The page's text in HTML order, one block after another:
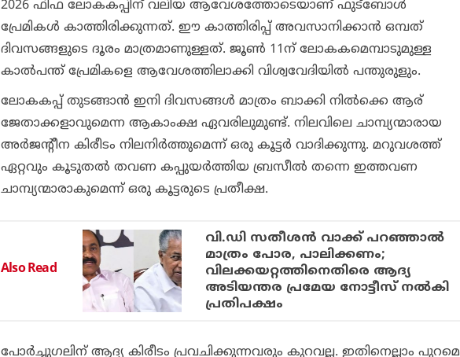
2026 ഫിഫ ലോകകപ്പിന് വലിയ ആവേശത്തോടെയാണ് ഫുട്‌ബോള്‍
പ്രേമികള്‍ കാത്തിരിക്കുന്നത്. ഈ കാത്തിരിപ്പ് അവസാനിക്കാന്‍ ഒമ്പത്
ദിവസങ്ങളുടെ ദൂരം മാത്രമാണുള്ളത്. ജൂണ്‍ 11ന് ലോകകമെമ്പാടുമുള്ള
കാല്‍പന്ത് പ്രേമികളെ ആവേശത്തിലാക്കി വിശ്വവേദിയില്‍ പന്തുരുളും.
ലോകകപ്പ് തുടങ്ങാന്‍ ഇനി ദിവസങ്ങള്‍ മാത്രം ബാക്കി നില്‍ക്കെ ആര്
ജേതാക്കളാവുമെന്ന ആകാംക്ഷ ഏവരിലുമുണ്ട്. നിലവിലെ ചാമ്പ്യന്മാരായ
അര്‍ജന്റീന കിരീടം നിലനിര്‍ത്തുമെന്ന് ഒരു കൂട്ടര്‍ വാദിക്കുന്നു. മറുവശത്ത്
ഏറ്റവും കൂടുതല്‍ തവണ കപ്പുയര്‍ത്തിയ ബ്രസീല്‍ തന്നെ ഇത്തവണ
ചാമ്പ്യന്മാരാകുമെന്ന് ഒരു കൂട്ടരുടെ പ്രതീക്ഷ.
Also Read
വി.ഡി സതീശന്‍ വാക്ക് പറഞ്ഞാല്‍
മാത്രം പോര, പാലിക്കണം;
വിലക്കയറ്റത്തിനെതിരെ ആദ്യ
അടിയന്തര പ്രമേയ നോട്ടീസ് നല്‍കി
പ്രതിപക്ഷം
പോര്‍ച്ചുഗലിന് ആദ്യ കിരീടം പ്രവചിക്കുന്നവരും കുറവല്ല. ഇതിനെല്ലാം പുറമെ